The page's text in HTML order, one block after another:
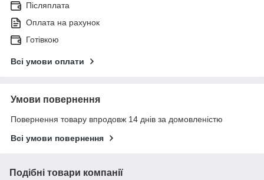
Післяплата
Оплата на рахунок
Готівкою
Всі умови оплати
Умови повернення
Повернення товару впродовж 14 днів за домовленістю
Всі умови повернення
Подібні товари компанії